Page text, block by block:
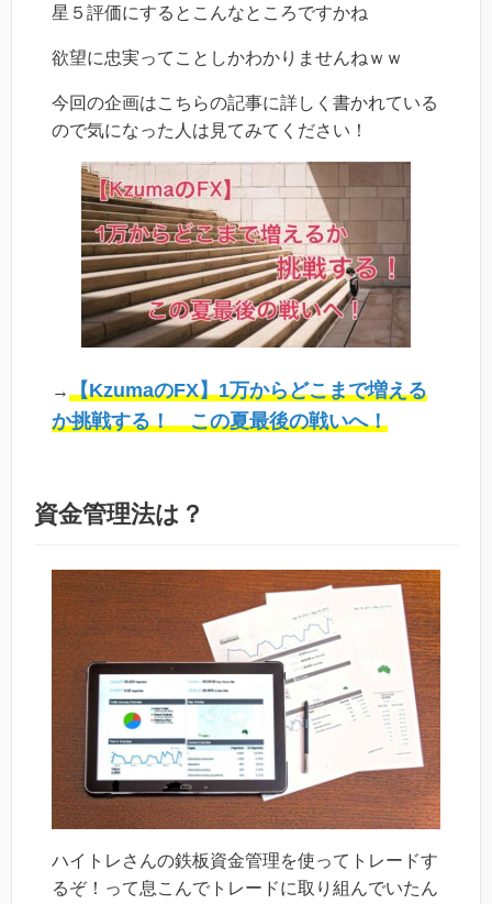
星５評価にするとこんなところですかね
欲望に忠実ってことしかわかりませんねｗｗ
今回の企画はこちらの記事に詳しく書かれている
ので気になった人は見てみてください！
→【KzumaのFX】1万からどこまで増える
か挑戦する！ この夏最後の戦いへ！
資金管理法は？
ハイトレさんの鉄板資金管理を使ってトレードす
るぞ！って息こんでトレードに取り組んでいたん